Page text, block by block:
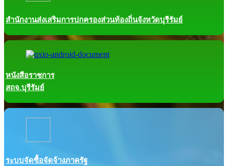
สำนักงานส่งเสริมการปกครองส่วนท้องถิ่นจังหวัดบุรีรัมย์
หนังสือราชการ
สถจ.บุรีรัมย์
ระบบจัดซื้อจัดจ้างภาครัฐ